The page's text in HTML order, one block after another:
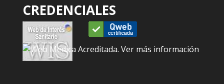
CREDENCIALES